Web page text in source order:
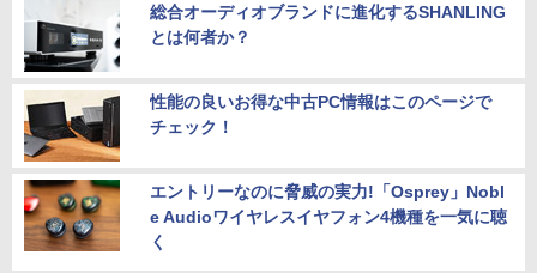
総合オーディオブランドに進化するSHANLING
とは何者か？
性能の良いお得な中古PC情報はこのページで
チェック！
エントリーなのに脅威の実力!「Osprey」Nobl
e Audioワイヤレスイヤフォン4機種を一気に聴
く